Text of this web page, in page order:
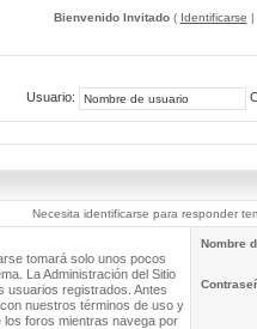
Bienvenido Invitado( Identificarse |
Usuario:
Necesita identificarse para responder
tomará solo unos pocos
La Administración del Sitio
usuarios registrados. Antes
nuestros términos de uso y
foros mientras navega por
Nombre